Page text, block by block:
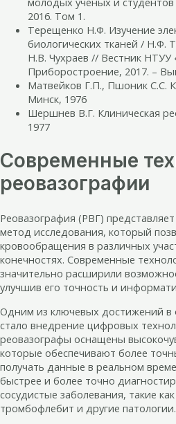
2016. Том 1.
Терещенко Н.Ф. Изучение
биологических тканей / Н.Ф.
Н.В. Чухраев // Вестник НТУУ
Приборостроение, 2017. –
Матвейков Г.П., Пшоник С.С.
Минск, 1976
Шершнев В.Г. Клиническая
1977
Современные
реовазографии
Реовазография (РВГ)
метод исследования, который
кровообращения в различных
конечностях. Современные
значительно расширили
улучшив его точность и
Одним из ключевых достижений в
стало внедрение цифровых
реовазографы оснащены
которые обеспечивают более
получать данные в реальном
быстрее и более точно
сосудистые заболевания, такие
тромбофлебит и другие патологии.